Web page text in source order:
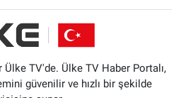
TV'de. Ülke TV Haber Portalı,
güvenilir ve hızlı bir şekilde